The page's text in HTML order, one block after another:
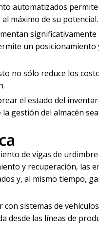
automatizados
máximo de su potencial.
significativamente
un posicionamiento
no sólo reduce los
el estado del
gestión del almacén
de vigas de
y recuperación, las
y, al mismo tiempo,
sistemas de
desde las líneas de